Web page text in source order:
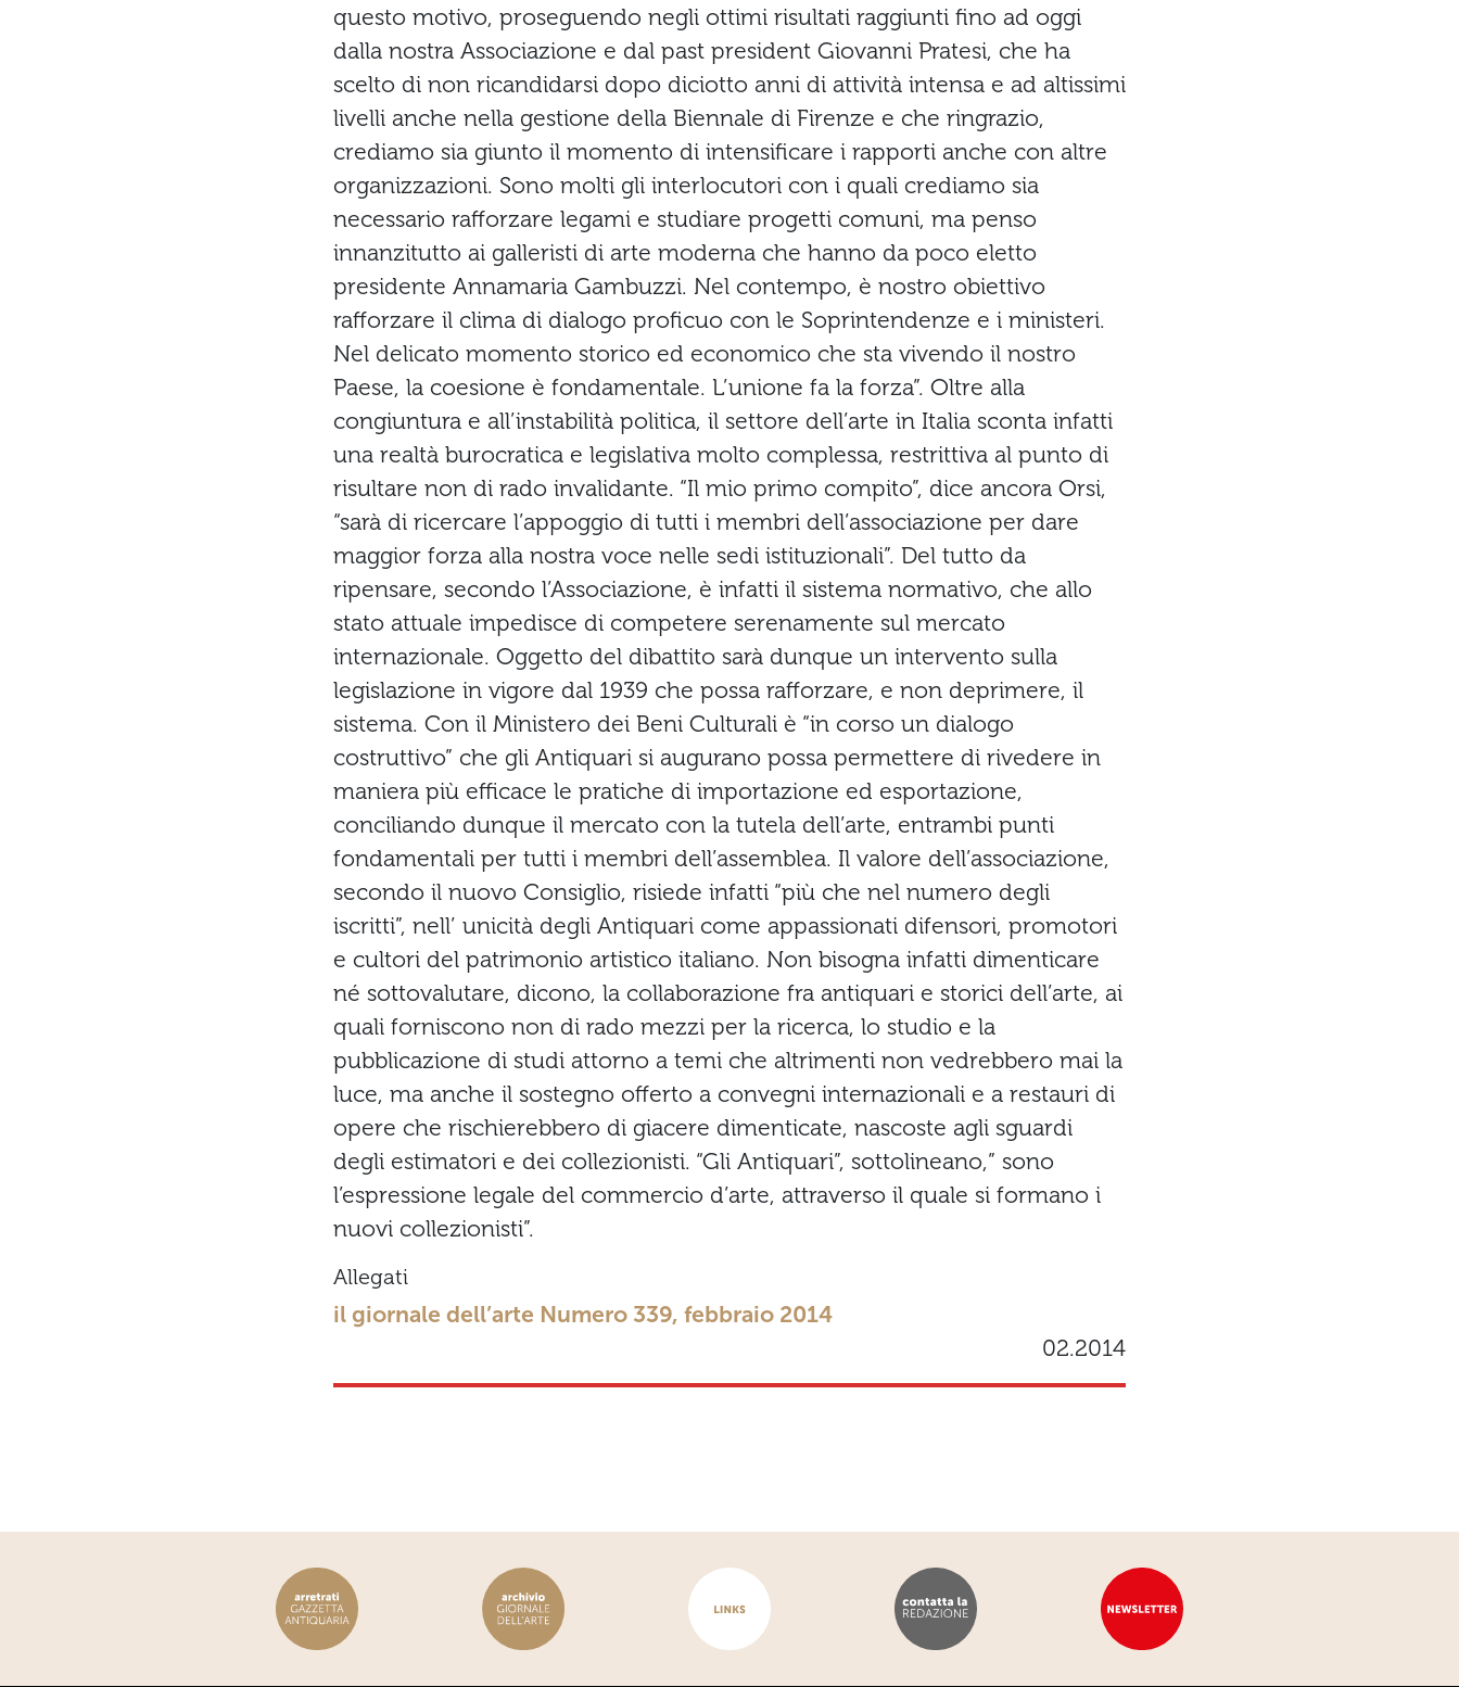
questo motivo, proseguendo negli ottimi risultati raggiunti fino ad oggi
dalla nostra Associazione e dal past president Giovanni Pratesi, che ha
scelto di non ricandidarsi dopo diciotto anni di attività intensa e ad altissimi
livelli anche nella gestione della Biennale di Firenze e che ringrazio,
crediamo sia giunto il momento di intensificare i rapporti anche con altre
organizzazioni. Sono molti gli interlocutori con i quali crediamo sia
necessario rafforzare legami e studiare progetti comuni, ma penso
innanzitutto ai galleristi di arte moderna che hanno da poco eletto
presidente Annamaria Gambuzzi. Nel contempo, è nostro obiettivo
rafforzare il clima di dialogo proficuo con le Soprintendenze e i ministeri.
Nel delicato momento storico ed economico che sta vivendo il nostro
Paese, la coesione è fondamentale. L’unione fa la forza”. Oltre alla
congiuntura e all’instabilità politica, il settore dell’arte in Italia sconta infatti
una realtà burocratica e legislativa molto complessa, restrittiva al punto di
risultare non di rado invalidante. “Il mio primo compito”, dice ancora Orsi,
“sarà di ricercare l’appoggio di tutti i membri dell’associazione per dare
maggior forza alla nostra voce nelle sedi istituzionali”. Del tutto da
ripensare, secondo l’Associazione, è infatti il sistema normativo, che allo
stato attuale impedisce di competere serenamente sul mercato
internazionale. Oggetto del dibattito sarà dunque un intervento sulla
legislazione in vigore dal 1939 che possa rafforzare, e non deprimere, il
sistema. Con il Ministero dei Beni Culturali è “in corso un dialogo
costruttivo” che gli Antiquari si augurano possa permettere di rivedere in
maniera più efficace le pratiche di importazione ed esportazione,
conciliando dunque il mercato con la tutela dell’arte, entrambi punti
fondamentali per tutti i membri dell’assemblea. Il valore dell’associazione,
secondo il nuovo Consiglio, risiede infatti “più che nel numero degli
iscritti”, nell’ unicità degli Antiquari come appassionati difensori, promotori
e cultori del patrimonio artistico italiano. Non bisogna infatti dimenticare
né sottovalutare, dicono, la collaborazione fra antiquari e storici dell’arte, ai
quali forniscono non di rado mezzi per la ricerca, lo studio e la
pubblicazione di studi attorno a temi che altrimenti non vedrebbero mai la
luce, ma anche il sostegno offerto a convegni internazionali e a restauri di
opere che rischierebbero di giacere dimenticate, nascoste agli sguardi
degli estimatori e dei collezionisti. “Gli Antiquari”, sottolineano,” sono
l’espressione legale del commercio d’arte, attraverso il quale si formano i
nuovi collezionisti”.
Allegati
il giornale dell’arte Numero 339, febbraio 2014
02.2014